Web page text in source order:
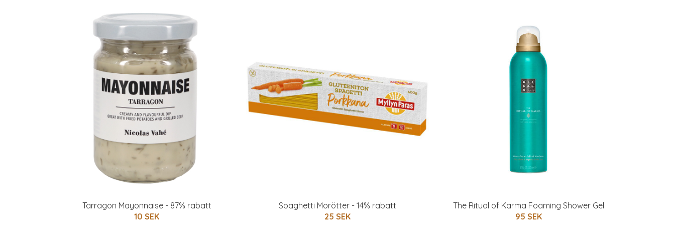
Tarragon Mayonnaise - 87% rabatt
10 SEK
Spaghetti Morötter - 14% rabatt
25 SEK
The Ritual of Karma Foaming Shower Gel
95 SEK